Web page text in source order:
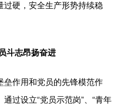
过硬，安全生产形势持续稳
斗志昂扬奋进
垒作用和党员的先锋模范作
过设立“党员示范岗”、“青年